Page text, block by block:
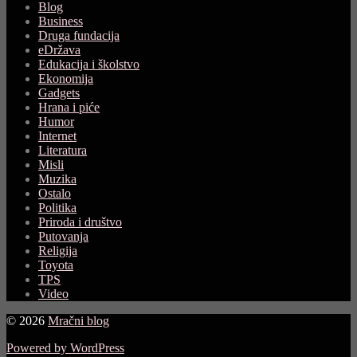
Blog
Business
Druga fundacija
eDržava
Edukacija i školstvo
Ekonomija
Gadgets
Hrana i piće
Humor
Internet
Literatura
Misli
Muzika
Ostalo
Politika
Priroda i društvo
Putovanja
Religija
Toyota
TPS
Video
© 2026 Mračni blog
Powered by WordPress